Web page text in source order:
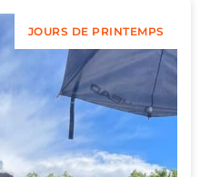
JOURS DE PRINTEMPS